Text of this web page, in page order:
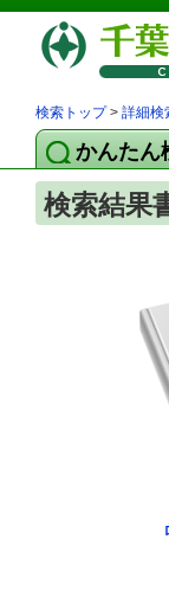
検索トップ> 詳細検
かんたん
検索結果